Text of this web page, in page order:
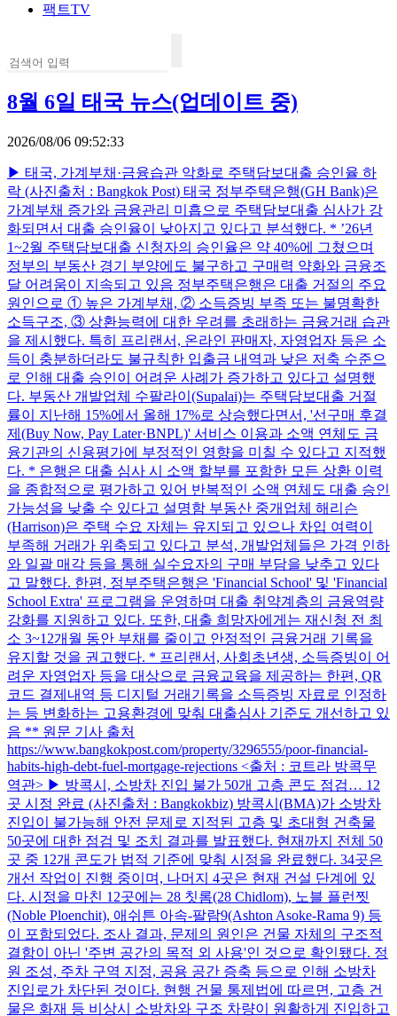
팩트TV
8월 6일 태국 뉴스(업데이트 중)
2026/08/06 09:52:33
▶ 태국, 가계부채·금융습관 악화로 주택담보대출 승인율 하
락 (사진출처 : Bangkok Post) 태국 정부주택은행(GH Bank)은
가계부채 증가와 금융관리 미흡으로 주택담보대출 심사가 강
화되면서 대출 승인율이 낮아지고 있다고 분석했다. * ’26년
1~2월 주택담보대출 신청자의 승인율은 약 40%에 그쳤으며
정부의 부동산 경기 부양에도 불구하고 구매력 약화와 금융조
달 어려움이 지속되고 있음 정부주택은행은 대출 거절의 주요
원인으로 ① 높은 가계부채, ② 소득증빙 부족 또는 불명확한
소득구조, ③ 상환능력에 대한 우려를 초래하는 금융거래 습관
을 제시했다. 특히 프리랜서, 온라인 판매자, 자영업자 등은 소
득이 충분하더라도 불규칙한 입출금 내역과 낮은 저축 수준으
로 인해 대출 승인이 어려운 사례가 증가하고 있다고 설명했
다. 부동산 개발업체 수팔라이(Supalai)는 주택담보대출 거절
률이 지난해 15%에서 올해 17%로 상승했다면서, '선구매 후결
제(Buy Now, Pay Later·BNPL)' 서비스 이용과 소액 연체도 금
융기관의 신용평가에 부정적인 영향을 미칠 수 있다고 지적했
다. * 은행은 대출 심사 시 소액 할부를 포함한 모든 상환 이력
을 종합적으로 평가하고 있어 반복적인 소액 연체도 대출 승인
가능성을 낮출 수 있다고 설명함 부동산 중개업체 해리슨
(Harrison)은 주택 수요 자체는 유지되고 있으나 차입 여력이
부족해 거래가 위축되고 있다고 분석, 개발업체들은 가격 인하
와 일괄 매각 등을 통해 실수요자의 구매 부담을 낮추고 있다
고 말했다. 한편, 정부주택은행은 'Financial School' 및 'Financial
School Extra' 프로그램을 운영하며 대출 취약계층의 금융역량
강화를 지원하고 있다. 또한, 대출 희망자에게는 재신청 전 최
소 3~12개월 동안 부채를 줄이고 안정적인 금융거래 기록을
유지할 것을 권고했다. * 프리랜서, 사회초년생, 소득증빙이 어
려운 자영업자 등을 대상으로 금융교육을 제공하는 한편, QR
코드 결제내역 등 디지털 거래기록을 소득증빙 자료로 인정하
는 등 변화하는 고용환경에 맞춰 대출심사 기준도 개선하고 있
음 ** 원문 기사 출처
https://www.bangkokpost.com/property/3296555/poor-financial-
habits-high-debt-fuel-mortgage-rejections <출처 : 코트라 방콕무
역관> ▶ 방콕시, 소방차 진입 불가 50개 고층 콘도 점검… 12
곳 시정 완료 (사진출처 : Bangkokbiz) 방콕시(BMA)가 소방차
진입이 불가능해 안전 문제로 지적된 고층 및 초대형 건축물
50곳에 대한 점검 및 조치 결과를 발표했다. 현재까지 전체 50
곳 중 12개 콘도가 법적 기준에 맞춰 시정을 완료했다. 34곳은
개선 작업이 진행 중이며, 나머지 4곳은 현재 건설 단계에 있
다. 시정을 마친 12곳에는 28 칫롬(28 Chidlom), 노블 플런찟
(Noble Ploenchit), 애쉬튼 아속-팔람9(Ashton Asoke-Rama 9) 등
이 포함되었다. 조사 결과, 문제의 원인은 건물 자체의 구조적
결함이 아닌 '주변 공간의 목적 외 사용'인 것으로 확인됐다. 정
원 조성, 주차 구역 지정, 공용 공간 증축 등으로 인해 소방차
진입로가 차단된 것이다. 현행 건물 통제법에 따르면, 고층 건
물은 화재 등 비상시 소방차와 구조 차량이 원활하게 진입하고